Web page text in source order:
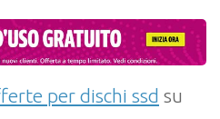
per dischi ssd su